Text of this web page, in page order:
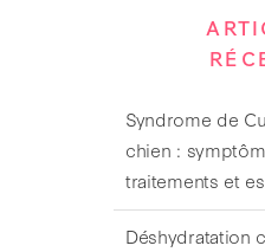
Syndrome de
chien :
traitements et
Déshydratation